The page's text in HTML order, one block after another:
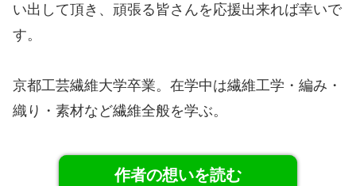
い出して頂き、頑張る皆さんを応援出来れば幸いで
す。
京都工芸繊維大学卒業。在学中は繊維工学・編み・
織り・素材など繊維全般を学ぶ。
作者の想いを読む